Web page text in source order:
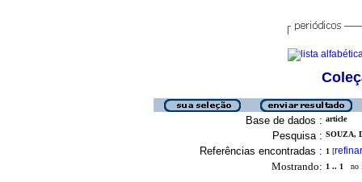
Base de dados : article
Pesquisa : SOUZA,
Referências encontradas : 1 [refinar
Mostrando: 1 .. 1 no